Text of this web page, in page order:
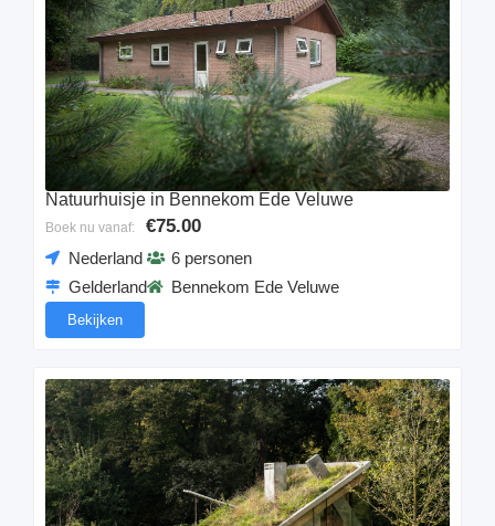
Natuurhuisje in Bennekom Ede Veluwe
Boek nu vanaf: €75.00
Nederland
Gelderland
6 personen
Bennekom Ede Veluwe
Bekijken